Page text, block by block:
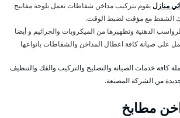
منازليقوم بتركيب مداخن شفاطات تعمل بلوحة مفاتيح
الشفط مع مؤقت لضبط الوقت.
الدهنية وتطهيرها من الميكروبات والجراثيم و أيضا
على صيانة كافة اعطال المداخن والشفاطات بانواعها
كافة خدمات الصيانة والتصليح والتركيب والفك والتنظيف
من الشركة المصنعة.
مطابخ